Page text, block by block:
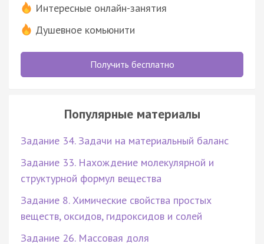
Интересные онлайн-занятия
Душевное комьюнити
Получить бесплатно
Популярные материалы
Задание 34. Задачи на материальный баланс
Задание 33. Нахождение молекулярной и
структурной формул вещества
Задание 8. Химические свойства простых
веществ, оксидов, гидроксидов и солей
Задание 26. Массовая доля